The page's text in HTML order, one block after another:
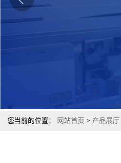
您当前的位置： 网站首页 > 产品展厅